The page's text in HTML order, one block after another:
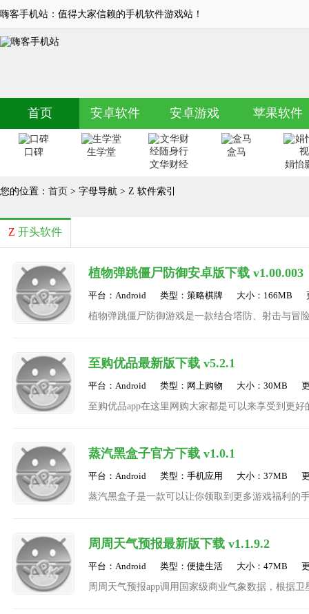
嗨客手机站：值得大家信赖的手机软件游戏站！
首页 安卓软件 安卓游戏 苹果软件
口碑
生学堂
文华财经
盒马
娟怡
您的位置： 首页 > 字母导航 > Z 软件索引
Z 开头软件
植物弹跳僵尸防御安卓版下载 v1.00.003
平台：Android 类型：策略棋牌 大小：166MB
植物弹跳僵尸防御游戏是一款结合塔防、射击与冒
至购优品最新版下载 v5.2.1
平台：Android 类型：网上购物 大小：30MB
至购优品app在这里网购大家都是可以来享受到更
蒸汽黑盒子官方下载 v1.0.1
平台：Android 类型：手机应用 大小：37MB
蒸汽黑盒子是一款可以让你领取到更多游戏福利的
周周天气预报最新版下载 v1.1.9.2
平台：Android 类型：便捷生活 大小：47MB
周周天气预报app调用国家级商业气象数据，根据